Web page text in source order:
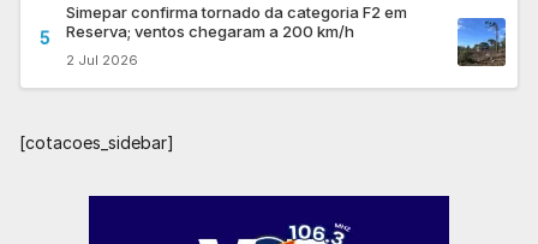
5
Simepar confirma tornado da categoria F2 em
Reserva; ventos chegaram a 200 km/h
2 Jul 2026
[cotacoes_sidebar]